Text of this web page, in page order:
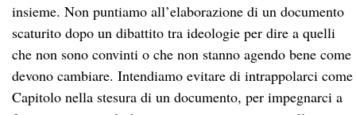
insieme. Non puntiamo all’elaborazione di un documento
scaturito dopo un dibattito tra ideologie per dire a quelli
che non sono convinti o che non stanno agendo bene come
devono cambiare. Intendiamo evitare di intrappolarci come
Capitolo nella stesura di un documento, per impegnarci a